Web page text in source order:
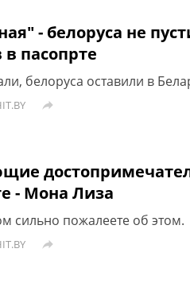
- белоруса не
в пасопрте
белоруса оставили в

- Мона Лиза
сильно пожалеете об этом.
